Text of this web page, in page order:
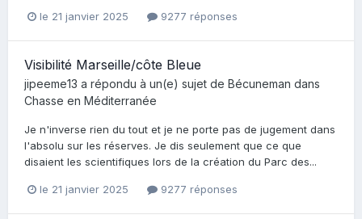
le 21 janvier 2025 9277 réponses
Visibilité Marseille/côte Bleue
jipeeme13 a répondu à un(e) sujet de Bécuneman dans
Chasse en Méditerranée
Je n'inverse rien du tout et je ne porte pas de jugement dans
l'absolu sur les réserves. Je dis seulement que ce que
disaient les scientifiques lors de la création du Parc des...
le 21 janvier 2025 9277 réponses